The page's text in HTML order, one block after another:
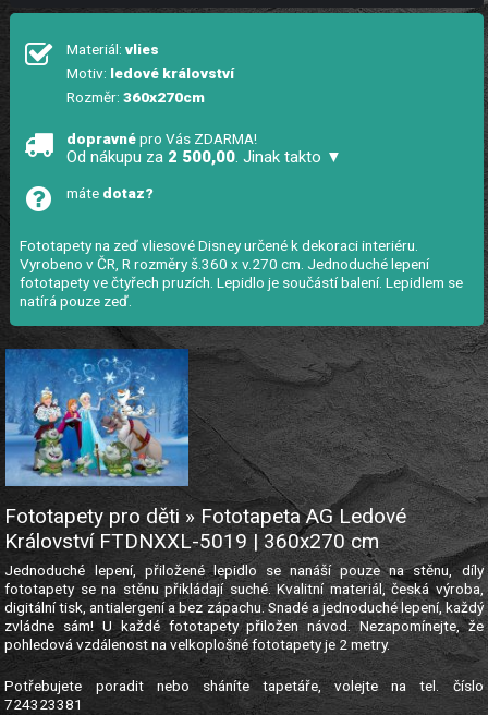
Materiál: vlies
Motiv: ledové království
Rozměr: 360x270cm
dopravnépro Vás ZDARMA!
Od nákupu za 2 500,00. Jinak takto ▼
máte dotaz?
Fototapety na zeď vliesové Disney určené k dekoraci interiéru.
Vyrobeno v ČR, R rozměry š.360 x v.270 cm. Jednoduché lepení
fototapety ve čtyřech pruzích. Lepidlo je součástí balení. Lepidlem se
natírá pouze zeď.
Fototapety pro děti » Fototapeta AG Ledové
Království FTDNXXL-5019 | 360x270 cm
Jednoduché lepení, přiložené lepidlo se nanáší pouze na stěnu, díly
fototapety se na stěnu přikládají suché. Kvalitní materiál, česká výroba,
digitální tisk, antialergení a bez zápachu. Snadé a jednoduché lepení, každý
zvládne sám! U každé fototapety přiložen návod. Nezapomínejte, že
pohledová vzdálenost na velkoplošné fototapety je 2 metry.
Potřebujete poradit nebo sháníte tapetáře, volejte na tel. číslo
724323381